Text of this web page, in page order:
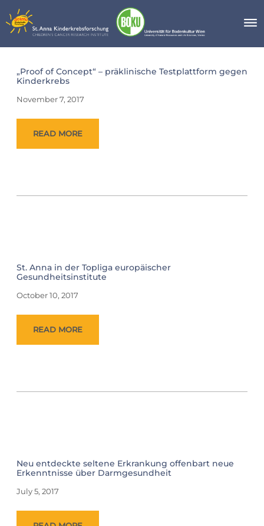
to
content
News
/
Press
Events
„Proof of Concept“ – präklinische Testplattform gegen
Kinderkrebs
November 7, 2017
READ MORE
St. Anna in der Topliga europäischer
Gesundheitsinstitute
October 10, 2017
READ MORE
Neu entdeckte seltene Erkrankung offenbart neue
Erkenntnisse über Darmgesundheit
July 5, 2017